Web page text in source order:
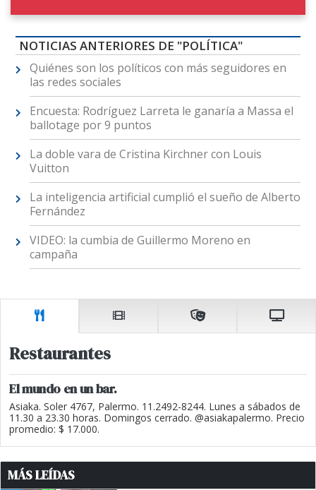
NOTICIAS ANTERIORES DE "POLÍTICA"
Quiénes son los políticos con más seguidores en
las redes sociales
Encuesta: Rodríguez Larreta le ganaría a Massa el
ballotage por 9 puntos
La doble vara de Cristina Kirchner con Louis
Vuitton
La inteligencia artificial cumplió el sueño de Alberto
Fernández
VIDEO: la cumbia de Guillermo Moreno en
campaña
Restaurantes
El mundo en un bar.
Asiaka. Soler 4767, Palermo. 11.2492-8244. Lunes a sábados de
11.30 a 23.30 horas. Domingos cerrado. @asiakapalermo. Precio
promedio: $ 17.000.
MÁS LEÍDAS